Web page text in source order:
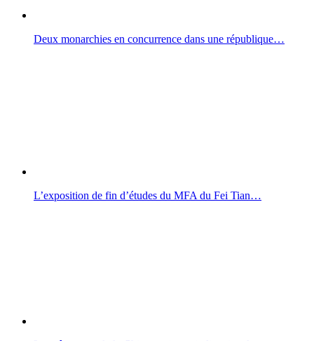
Deux monarchies en concurrence dans une république…
L’exposition de fin d’études du MFA du Fei Tian…